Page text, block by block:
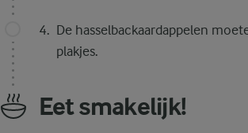
De hasselbackaardappelen
plakjes.
Eet smakelijk!